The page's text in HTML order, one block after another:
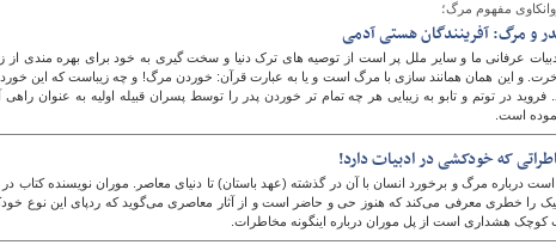
مفهوم مرگ؛
و مرگ: آفرینندگان هستی آدمی
عرفانی ما و سایر ملل پر است از توصیه های ترک دنیا و سخت گیری به خود برای بهره مندی از
و این همان همانند سازی با مرگ است و یا به عبارت قرآن: خوردن مرگ! و چه زیباست که این
در توتم و تابو به زیبایی هر چه تمام تر خوردن پدر را توسط پسران قبیله اولیه به عنوان راهی
است.
که خودکشی در ادبیات دارد!
درباره مرگ و برخورد انسان با آن در گذشته (عهد باستان) تا دنیای معاصر. موران نویسنده
را خطری معرفی می‌کند که هنوز حی و حاضر است و از آثار معاصری می‌گوید که ردپای این نوع
کوچک هشداری است از پل موران درباره اینگونه مخاطرات.